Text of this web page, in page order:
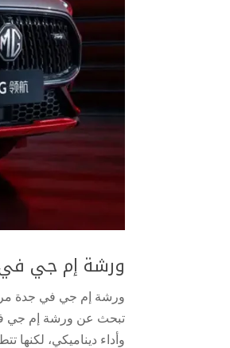
ورشة إم جي
وأداء ديناميكي، لكنها